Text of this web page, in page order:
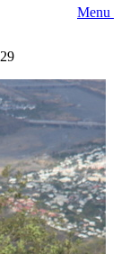
Menu